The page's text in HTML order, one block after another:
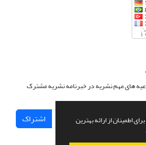
اطمینان از ارائه بهترین
های مهم نشریه در خبرنامه نشریه مشترک
اشتراک